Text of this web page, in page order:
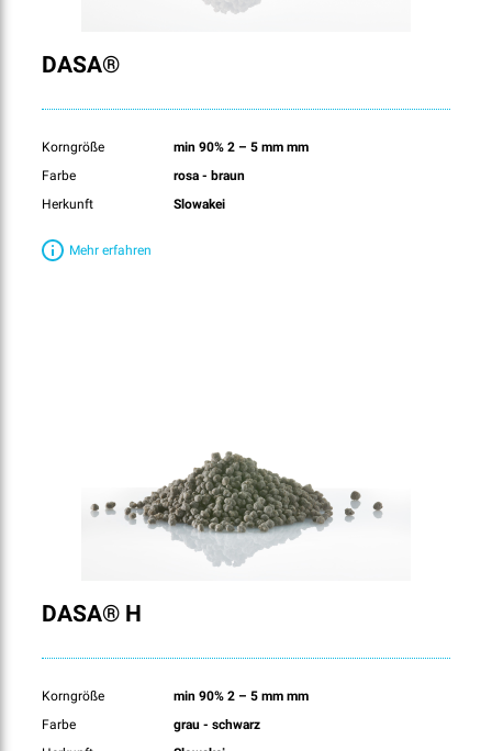
DASA®
Korngröße
min 90% 2 – 5 mm mm
Farbe
rosa - braun
Herkunft
Slowakei
Mehr erfahren
DASA® H
Korngröße
min 90% 2 – 5 mm mm
Farbe
grau - schwarz